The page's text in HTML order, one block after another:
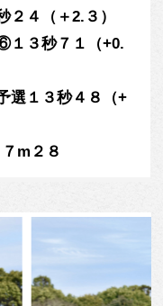
４（＋2.３）
３秒７１（+0.
選１３秒４８（+
m２８